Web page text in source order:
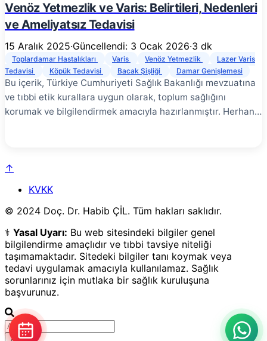
Venöz Yetmezlik ve Varis: Belirtileri, Nedenleri
ve Ameliyatsız Tedavisi
15 Aralık 2025·Güncellendi: 3 Ocak 2026·3 dk
Toplardamar Hastalıkları Varis Venöz Yetmezlik
Lazer Varis
Tedavisi
Köpük Tedavisi Bacak Şişliği Damar Genişlemesi
Bu içerik, Türkiye Cumhuriyeti Sağlık Bakanlığı mevzuatına
ve tıbbi etik kurallara uygun olarak, toplum sağlığını
korumak ve bilgilendirmek amacıyla hazırlanmıştır. Herhangi
sadece kozmetik bir sorun değil, yaşam kalitesini bozan
ciddi bir dolaşım bozukluğudur. Bacaklarda ağrı, ağırlık hissi
ve şişlik ile kendini gösteren bu hastalık, günümüzde
cerrahiye gerek kalmadan lazer ve radyofrekans gibi
modern yöntemlerle konforlu bir şekilde tedavi
edilebilmektedir. Venöz Yetmezlik Nedir? # Toplardamarlar
(venler), kirli kanı yerçekiminin tersine bacaklardan kalbe
taşıyan damarlardır. Bu damarların içinde kanın geri
kaçmasını engelleyen tek yönlü kapakçıklar bulunur. Bu
kapakçıklar bozulduğunda kan yerçekimi etkisiyle aşağıda
göllenir ve damar içi basınç artar. Bu duruma Kronik Venöz
Yetmezlik, genişleyip kıvrımlı hale gelen damarlara ise Varis
↑
KVKK
© 2024 Doç. Dr. Habib ÇİL. Tüm hakları saklıdır.
⚕️ Yasal Uyarı: Bu web sitesindeki bilgiler genel
bilgilendirme amaçlıdır ve tıbbi tavsiye niteliği
taşımamaktadır. Sitedeki bilgiler tanı koymak veya
tedavi uygulamak amacıyla kullanılamaz. Sağlık
sorunlarınız için mutlaka bir sağlık kuruluşuna
başvurunuz.